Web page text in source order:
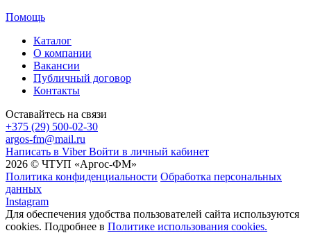
Помощь
Каталог
О компании
Вакансии
Публичный договор
Контакты
Оставайтесь на связи
+375 (29) 500-02-30
argos-fm@mail.ru
Написать в Viber Войти в личный кабинет
2026 © ЧТУП «Аргос-ФМ»
Политика конфиденциальности Обработка персональных
данных
Instagram
Для обеспечения удобства пользователей сайта используются
cookies. Подробнее в Политике использования cookies.